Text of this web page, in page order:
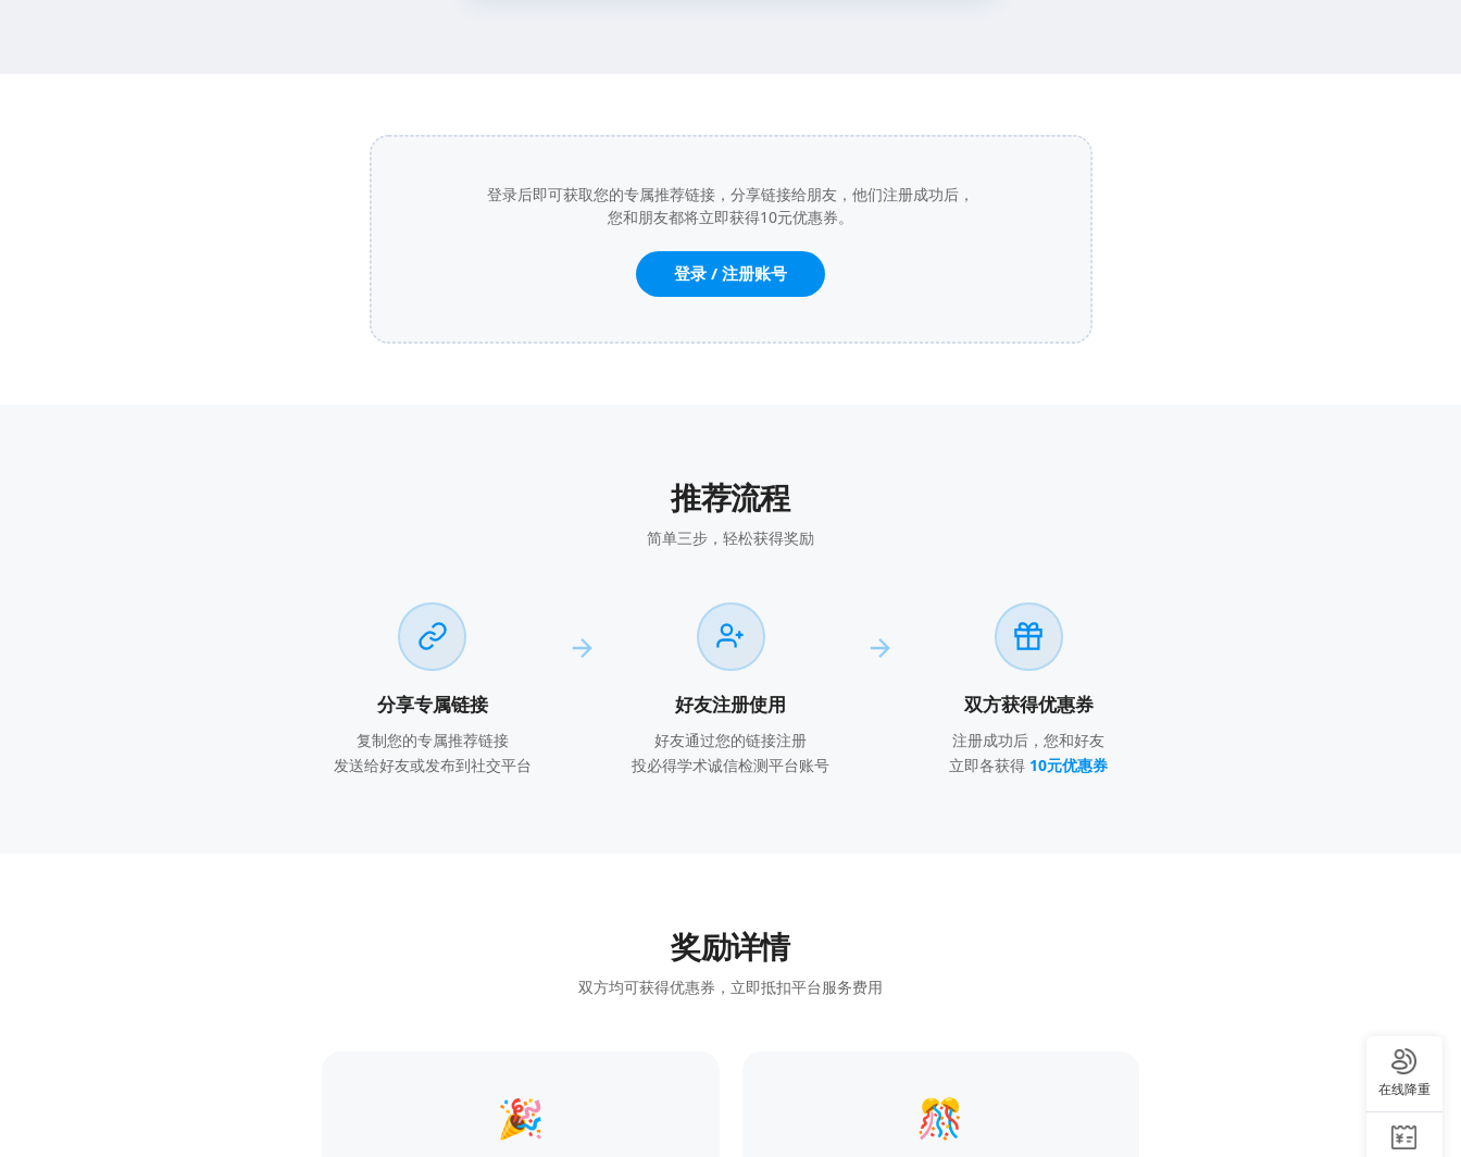
在线降重
登录后即可获取您的专属推荐链接，分享链接给朋友，他们注册成功后，
您和朋友都将立即获得10元优惠券。
登录 / 注册账号
推荐流程
简单三步，轻松获得奖励
分享专属链接
复制您的专属推荐链接
发送给好友或发布到社交平台
好友注册使用
好友通过您的链接注册
投必得学术诚信检测平台账号
双方获得优惠券
注册成功后，您和好友
立即各获得 10元优惠券
奖励详情
双方均可获得优惠券，立即抵扣平台服务费用
🎉 🎊